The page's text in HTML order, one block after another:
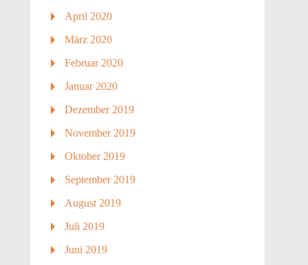
April 2020
März 2020
Februar 2020
Januar 2020
Dezember 2019
November 2019
Oktober 2019
September 2019
August 2019
Juli 2019
Juni 2019